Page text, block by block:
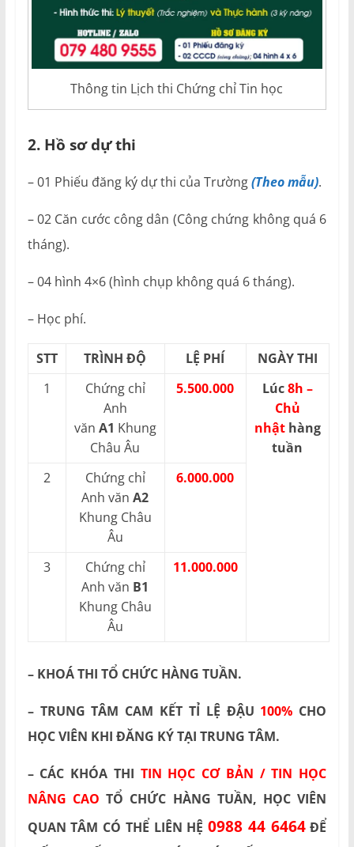
Thông tin Lịch thi Chứng chỉ Tin học
2. Hồ sơ dự thi
– 01 Phiếu đăng ký dự thi của Trường(Theo mẫu).
– 02 Căn cước công dân (Công chứng không quá 6
tháng).
– 04 hình 4×6 (hình chụp không quá 6 tháng).
– Học phí.
STT TRÌNH ĐỘ LỆ PHÍ
NGÀY THI
1
Chứng chỉ
Anh
văn A1 Khung
Châu Âu
5.500.000 Lúc8h –
Chủ
nhậthàng
tuần
2
Chứng chỉ
Anh vănA2
Khung Châu
Âu
6.000.000
3
Chứng chỉ
Anh văn B1
Khung Châu
Âu
11.000.000
– KHOÁ THI TỔ CHỨC HÀNG TUẦN.
– TRUNG TÂM CAM KẾT TỈ LỆ ĐẬU 100% CHO
HỌC VIÊN KHI ĐĂNG KÝ TẠI TRUNG TÂM.
– CÁC KHÓA THI TIN HỌC CƠ BẢN / TIN HỌC
NÂNG CAO TỔ CHỨC HÀNG TUẦN, HỌC VIÊN
QUAN TÂM CÓ THỂ LIÊN HỆ0988 44 6464ĐỂ